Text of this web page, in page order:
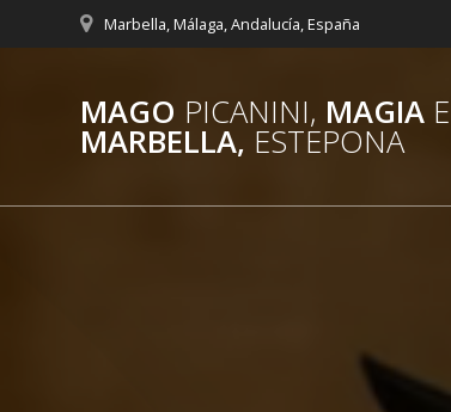
Marbella, Málaga, Andalucía, España
MAGO PICANINI, MAGIA
MARBELLA, ESTEPONA